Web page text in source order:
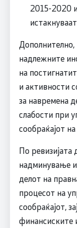
2015-2020
надлежните
на
и активности
за навремена
слабости при
сообраќајот
По ревизијата
надминување
делот на
процесот на
сообраќајот,
финансиските